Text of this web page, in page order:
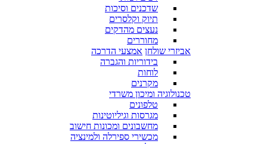
שדכנים וסיכות
תיוק וקלסרים
נעצים מהדקים
מחוררים
אביזרי שולחן אמצעי הדרכה
בידוריות והגברה
לוחות
מקרנים
טכנולוגיה ומיכון משרדי
טלפונים
מגרסות וגיליוטינות
מחשבונים ומכונות חישוב
מכשירי ספירלה ולמינציה